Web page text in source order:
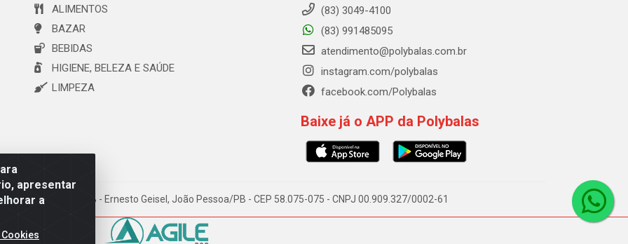
apresentar
a
ALIMENTOS
BAZAR
BEBIDAS
HIGIENE, BELEZA E SAÚDE
LIMPEZA
(83) 3049-4100
(83) 991485095
atendimento@polybalas.com.br
instagram.com/polybalas
facebook.com/Polybalas
Baixe já o APP da Polybalas
173 Galpão B - Ernesto Geisel, João Pessoa/PB - CEP 58.075-075 - CNPJ 00.909.327/0002-61